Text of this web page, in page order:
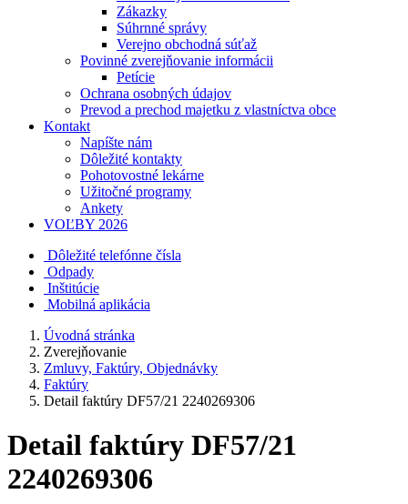
Zákazky
Súhrnné správy
Verejno obchodná súťaž
Povinné zverejňovanie informácii
Petície
Ochrana osobných údajov
Prevod a prechod majetku z vlastníctva obce
Kontakt
Napíšte nám
Dôležité kontakty
Pohotovostné lekárne
Užitočné programy
Ankety
VOĽBY 2026
Dôležité telefónne čísla
Odpady
Inštitúcie
Mobilná aplikácia
Úvodná stránka
Zverejňovanie
Zmluvy, Faktúry, Objednávky
Faktúry
Detail faktúry DF57/21 2240269306
Detail faktúry DF57/21
2240269306